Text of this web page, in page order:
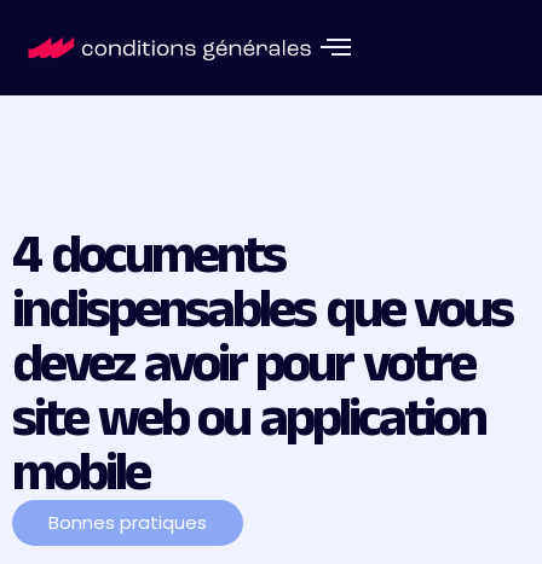
4 documents
indispensables que vous
devez avoir pour votre
site web ou application
mobile
Bonnes pratiques